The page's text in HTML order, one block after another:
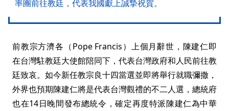
率團前往教廷，代表我國獻上誠摯祝賀。
前教宗方濟各（Pope Francis）上個月辭世，陳建仁即
在台灣駐教廷大使館陪同下，代表台灣政府和人民前往教
廷致哀。如今新任教宗良十四當選並即將舉行就職彌撒，
外界也預期陳建仁將是代表台灣觀禮的不二人選，總統府
也在14日晚間發布總統令，確定再度特派陳建仁為中華